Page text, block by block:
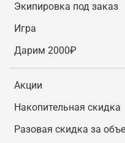
Экипировка под заказ
Игра
Дарим 2000₽
Акции
Накопительная скидка
Разовая скидка за